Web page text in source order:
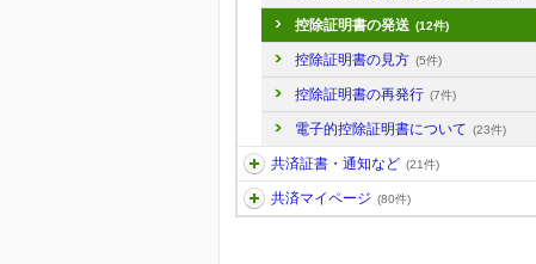
控除証明書の発送 (12件)
控除証明書の見方 (5件)
控除証明書の再発行 (7件)
電子的控除証明書について (23件)
共済証書・通知など (21件)
共済マイページ (80件)